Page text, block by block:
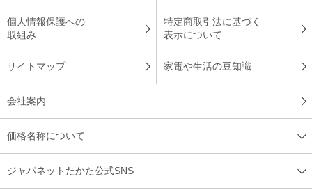
個人情報保護への
取組み
特定商取引法に基づく
表示について
サイトマップ 家電や生活の豆知識
会社案内
価格名称について
ジャパネットたかた公式SNS